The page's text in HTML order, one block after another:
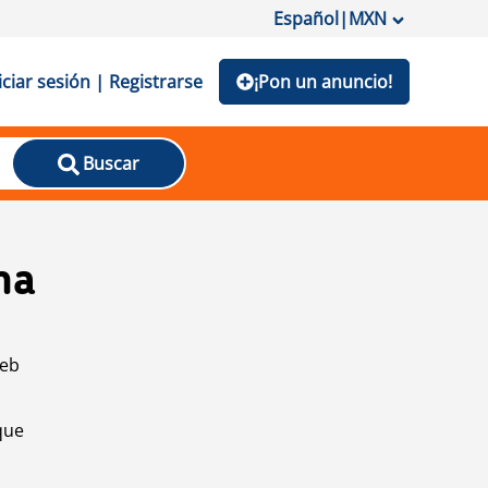
Español|MXN
sesión | Registrarse ¡Pon un anuncio!
Buscar